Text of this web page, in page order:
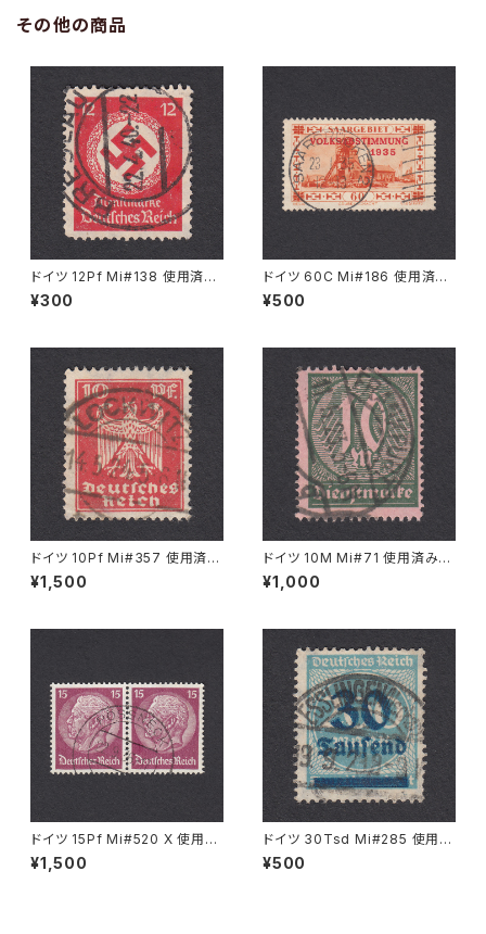
その他の商品
ドイツ 12Pf Mi#138 使用済み
切手｜BRESLAU 22.4.1940
¥300
ドイツ 60C Mi#186 使用済み
切手｜SAARBRÜCKEN 23.1.1
935
¥500
ドイツ 10Pf Mi#357 使用済み
切手｜LOCKWITZ 14.5.1924
¥1,500
ドイツ 10M Mi#71 使用済み切
手｜FRANKFURT 11.5.1923
¥1,000
ドイツ 15Pf Mi#520 X 使用済
み切手｜PÖSSNECK 22.9.19
36
¥1,500
ドイツ 30Tsd Mi#285 使用済
み切手｜ESSLINGEN (Necka
r) 19.9.1923
¥500